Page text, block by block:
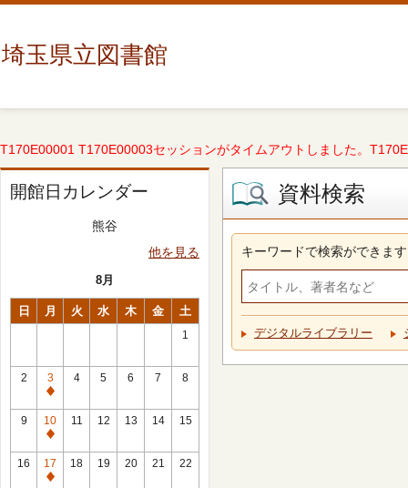
埼玉県立図書館
T170E00001 T170E00003セッションがタイムアウトしました。
開館日カレンダー
熊谷
他を見る
8月
日 月 火 水 木 金 土
1
2
3
休
館
日
4 5 6 7 8
9
10
休
館
日
11 12 13 14 15
16
17
休
18 19 20 21 22
資料検索
キーワードで検索ができます
デジタルライブラリー